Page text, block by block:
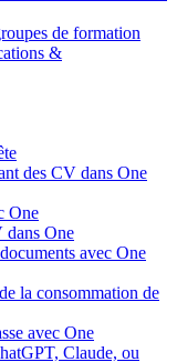
de formation
&
des CV dans One
One
dans One
avec One
la consommation de
avec One
Claude, ou